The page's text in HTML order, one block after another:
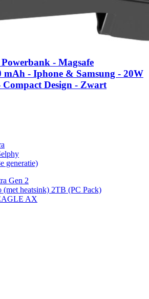
- Magsafe
mAh - Iphone & Samsung - 20W
Compact Design - Zwart
generatie)
Gen 2
(met heatsink) 2TB (PC Pack)
AX